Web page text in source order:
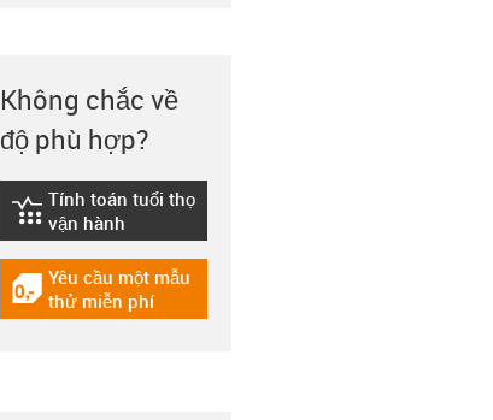
Không chắc về
độ phù hợp?
igus-icon-lebensdauerrechner
Tính toán tuổi thọ
vận hành
igus-icon-gratismuster
Yêu cầu một mẫu
thử miễn phí